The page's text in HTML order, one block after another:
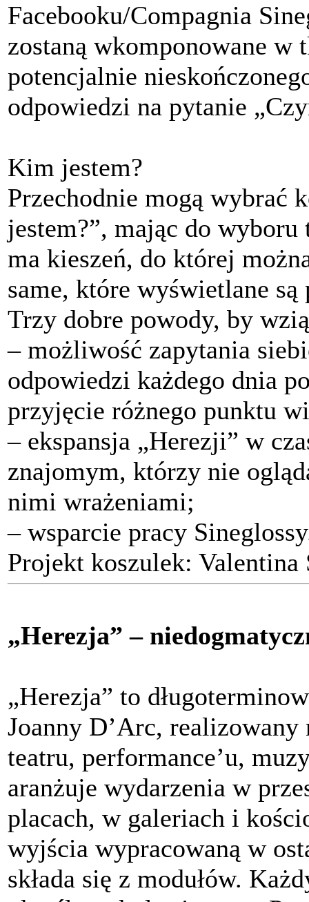
Facebooku/Compagnia
zostaną wkomponowane w
potencjalnie
odpowiedzi na pytanie
Kim jestem?
Przechodnie mogą wybrać
jestem?”, mając do
ma kieszeń, do której
same, które wyświetlane są
Trzy dobre powody, by
– możliwość zapytania
odpowiedzi każdego dnia
przyjęcie różnego punktu
– ekspansja „Herezji” w
znajomym, którzy nie
nimi wrażeniami;
– wsparcie pracy
Projekt koszulek: Valentina
„Herezja” –
„Herezja” to
Joanny D’Arc,
teatru, performance’u,
aranżuje wydarzenia w
placach, w galeriach i
wyjścia wypracowaną w
składa się z modułów.